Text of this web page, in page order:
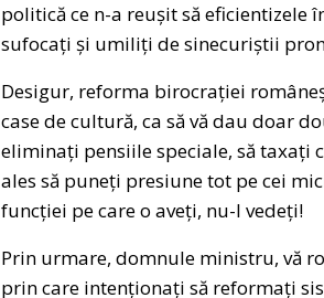
politică ce n-a reușit să
sufocați și umiliți de sinecuriștii
Desigur, reforma birocrației
case de cultură, ca să vă dau doar
eliminați pensiile speciale, să taxați
ales să puneți presiune tot pe cei
funcției pe care o aveți, nu-l vedeți!
Prin urmare, domnule ministru, vă
prin care intenționați să reformați